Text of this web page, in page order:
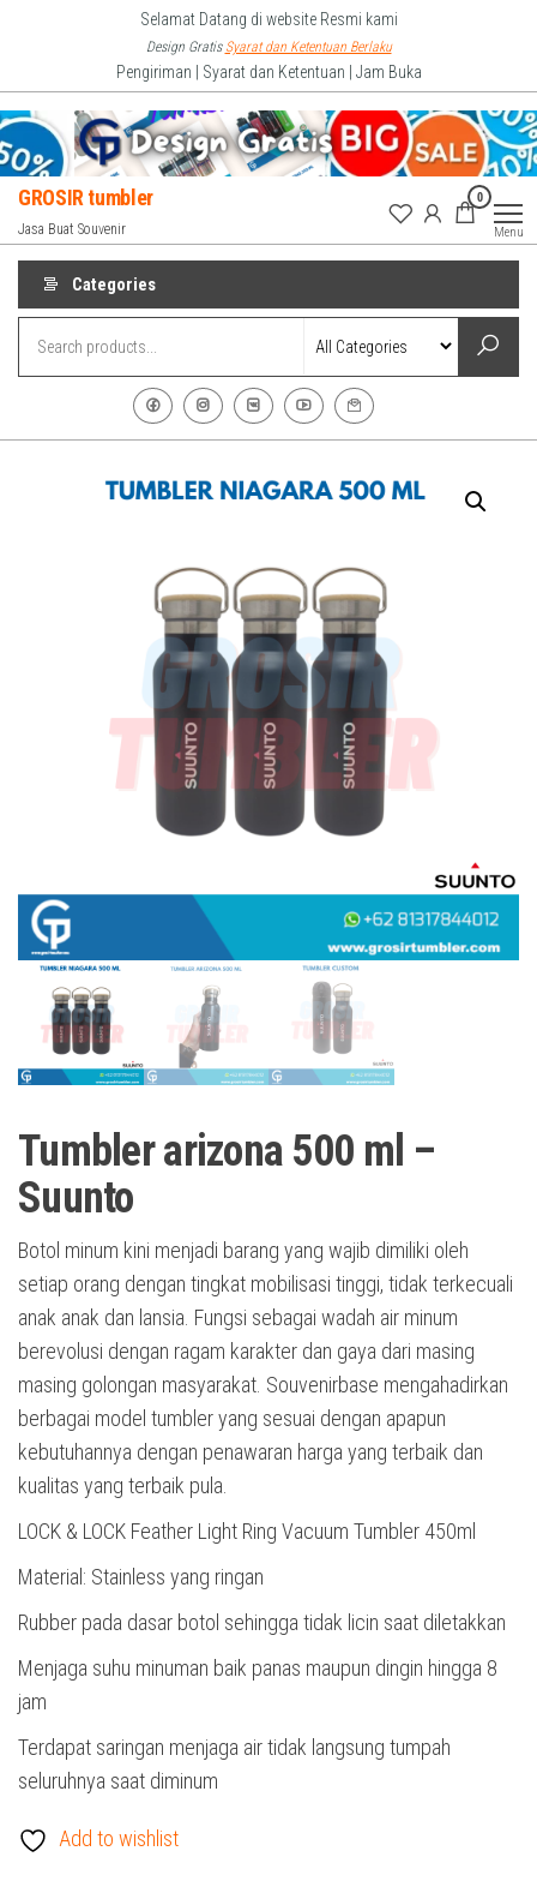
content
Selamat Datang di website Resmi kami
Design Gratis Syarat dan Ketentuan Berlaku
Pengiriman | Syarat dan Ketentuan | Jam Buka
GROSIR tumbler
Jasa Buat Souvenir
0
Menu
Categories
Tumbler arizona 500 ml –
Suunto
Botol minum kini menjadi barang yang wajib dimiliki oleh
setiap orang dengan tingkat mobilisasi tinggi, tidak terkecuali
anak anak dan lansia. Fungsi sebagai wadah air minum
berevolusi dengan ragam karakter dan gaya dari masing
masing golongan masyarakat. Souvenirbase mengahadirkan
berbagai model tumbler yang sesuai dengan apapun
kebutuhannya dengan penawaran harga yang terbaik dan
kualitas yang terbaik pula.
LOCK & LOCK Feather Light Ring Vacuum Tumbler 450ml
Material: Stainless yang ringan
Rubber pada dasar botol sehingga tidak licin saat diletakkan
Menjaga suhu minuman baik panas maupun dingin hingga 8
jam
Terdapat saringan menjaga air tidak langsung tumpah
seluruhnya saat diminum
Add to wishlist